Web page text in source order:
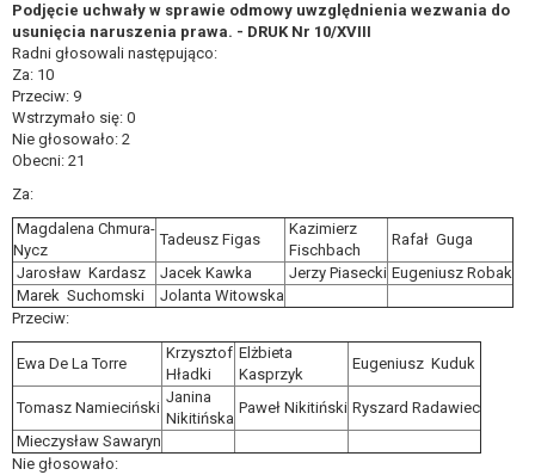
Podjęcie uchwały w sprawie odmowy uwzględnienia wezwania do
usunięcia naruszenia prawa. - DRUK Nr 10/XVIII
Radni głosowali następująco:
Za: 10
Przeciw: 9
Wstrzymało się: 0
Nie głosowało: 2
Obecni: 21
Za:
Magdalena Chmura-
Nycz
Tadeusz Figas
Kazimierz
Fischbach
Rafał Guga
Jarosław Kardasz
Jacek Kawka Jerzy Piasecki Eugeniusz Robak
Marek Suchomski
Jolanta Witowska
Przeciw:
Ewa De La Torre
Krzysztof
Hładki
Elżbieta
Kasprzyk
Eugeniusz Kuduk
Tomasz Namieciński
Janina
Nikitińska
Paweł Nikitiński Ryszard Radawiec
Mieczysław Sawaryn
Nie głosowało: